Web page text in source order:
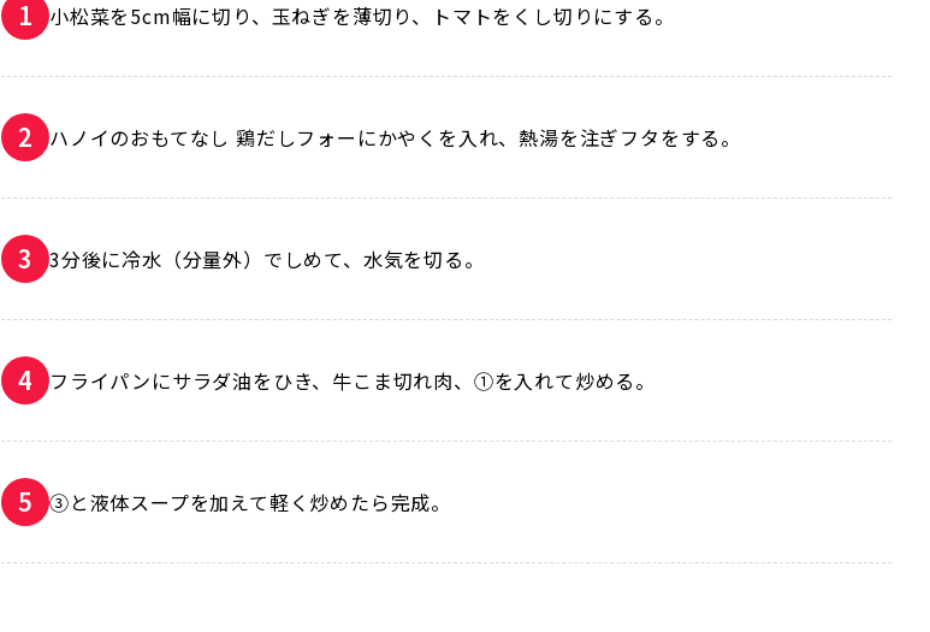
小松菜を5cm幅に切り、玉ねぎを薄切り、トマトをくし切りにする。
ハノイのおもてなし 鶏だしフォーにかやくを入れ、熱湯を注ぎフタをする。
3分後に冷水（分量外）でしめて、水気を切る。
フライパンにサラダ油をひき、牛こま切れ肉、①を入れて炒める。
③と液体スープを加えて軽く炒めたら完成。